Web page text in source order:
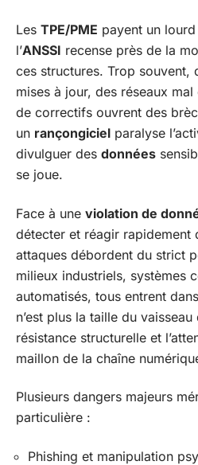
Les TPE/PME payent un
l’ANSSI recense près de la
ces structures. Trop souvent,
mises à jour, des réseaux
de correctifs ouvrent des
un rançongiciel paralyse
divulguer des données
se joue.
Face à une violation de
détecter et réagir rapidement
attaques débordent du strict
milieux industriels, systèmes
automatisés, tous entrent
n’est plus la taille du
résistance structurelle et
maillon de la chaîne
Plusieurs dangers majeurs
particulière :
Phishing et manipulation